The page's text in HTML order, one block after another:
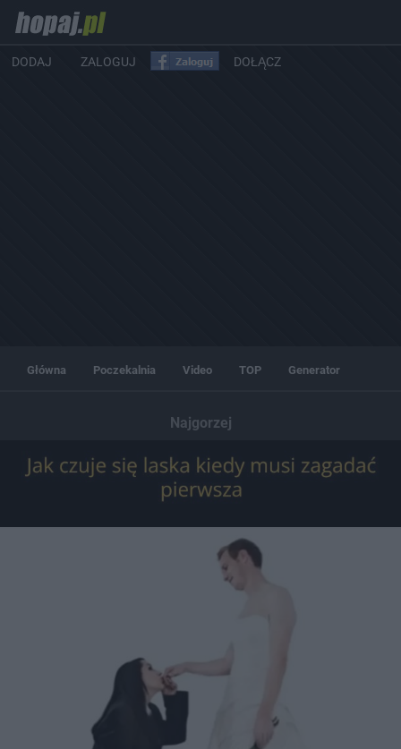
DODAJ ZALOGUJ DOŁĄCZ
Główna Poczekalnia Video TOP Generator
Najgorzej